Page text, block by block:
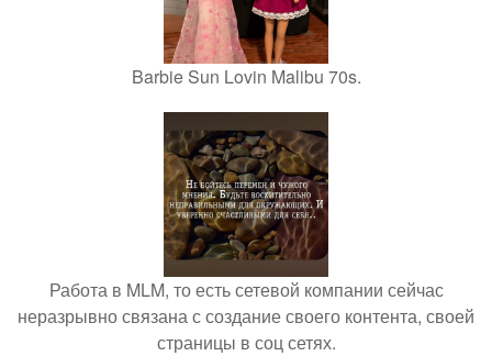
Barbie Sun Lovin Malibu 70s.
Работа в MLM, то есть сетевой компании сейчас
неразрывно связана с создание своего контента, своей
страницы в соц сетях.